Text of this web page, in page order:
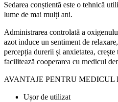
Sedarea conștientă este o tehnică
lume de mai mulți ani.
Administrarea controlată a
azot induce un sentiment de
percepția durerii și anxietatea,
facilitează cooperarea cu medicul
AVANTAJE PENTRU MEDICUL
Ușor de utilizat